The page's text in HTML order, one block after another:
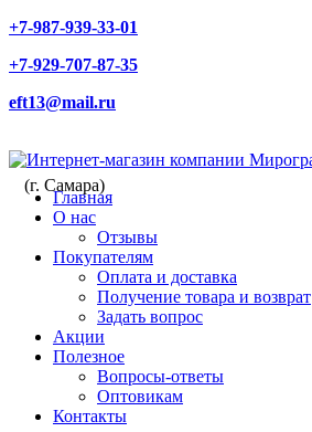
+7-987-939-33-01
+7-929-707-87-35
eft13@mail.ru
(г. Самара)
Главная
О нас
Отзывы
Покупателям
Оплата и доставка
Получение товара и возврат
Задать вопрос
Акции
Полезное
Вопросы-ответы
Оптовикам
Контакты